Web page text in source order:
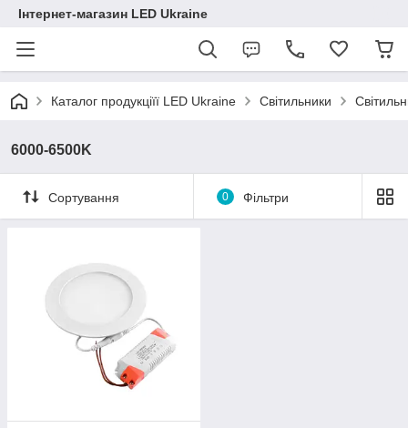
Інтернет-магазин LED Ukraine
Каталог продукціїї LED Ukraine Світильники
6000-6500K
Сортування 0 Фільтри